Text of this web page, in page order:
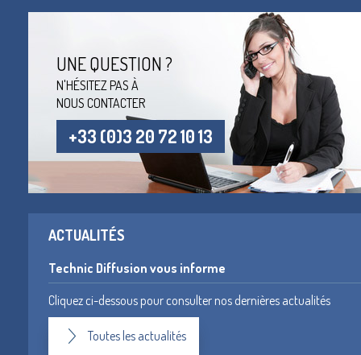
UNE QUESTION ?
N'HÉSITEZ PAS À
NOUS CONTACTER
+33 (0)3 20 72 10 13
ACTUALITÉS
Technic Diffusion vous informe
Cliquez ci-dessous pour consulter nos dernières actualités
Toutes les actualités